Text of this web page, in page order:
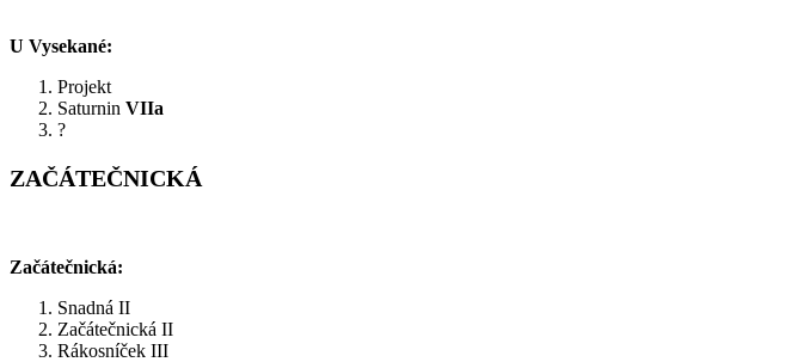
U Vysekané:
Projekt
Saturnin VIIa
?
ZAČÁTEČNICKÁ
Začátečnická:
Snadná II
Začátečnická II
Rákosníček III